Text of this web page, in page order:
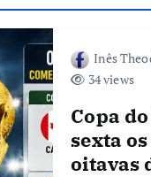
Inês
34 views
Copa
sexta
oitavas